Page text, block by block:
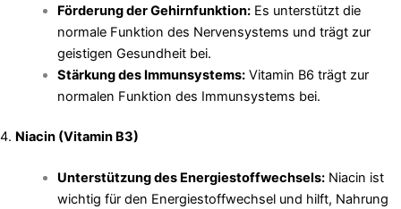
Förderung der Gehirnfunktion:Es unterstützt die
normale Funktion des Nervensystems und trägt zur
geistigen Gesundheit bei.
Stärkung des Immunsystems:Vitamin B6 trägt zur
normalen Funktion des Immunsystems bei.
4. Niacin (Vitamin B3)
Unterstützung des Energiestoffwechsels:Niacin ist
wichtig für den Energiestoffwechsel und hilft, Nahrung